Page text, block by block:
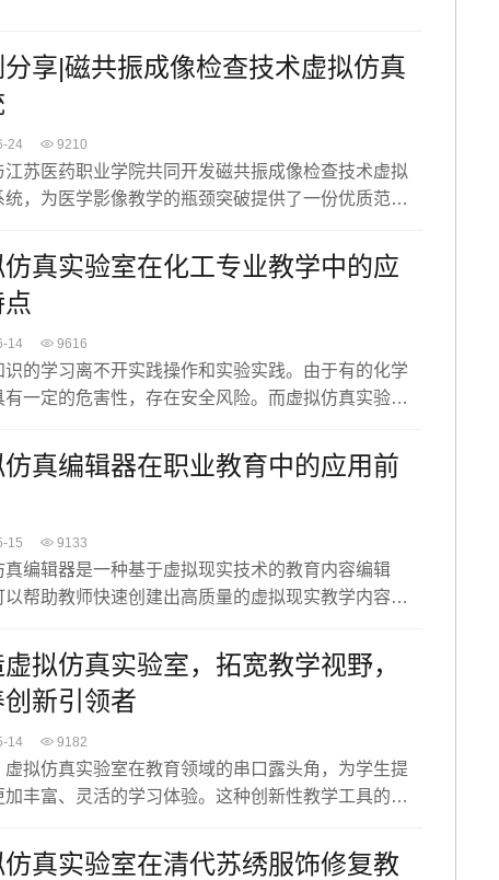
分享|磁共振成像检查技术虚拟仿真
24 9210
江苏医药职业学院共同开发磁共振成像检查技术虚拟
统，为医学影像教学的瓶颈突破提供了一份优质范
仿真实验室在化工专业教学中的应
14 9616
识的学习离不开实践操作和实验实践。由于有的化学
有一定的危害性，存在安全风险。而虚拟仿真实验室
艺模拟，模拟真实的实验过程。这样的实践机会可以
在不受时间和资源限制的情况下，随时进行实践，加
论知识的理解和掌握。
仿真编辑器在职业教育中的应用前
15 9133
真编辑器是一种基于虚拟现实技术的教育内容编辑
以帮助教师快速创建出高质量的虚拟现实教学内容。
业教育的发展提供有益的参考。
拟仿真实验室，拓宽教学视野，
新引领者
14 9182
虚拟仿真实验室在教育领域的串口露头角，为学生提
加丰富、灵活的学习体验。这种创新性教学工具的应
验动手能力和创新思维打开了新的大门。
仿真实验室在清代苏绣服饰修复教